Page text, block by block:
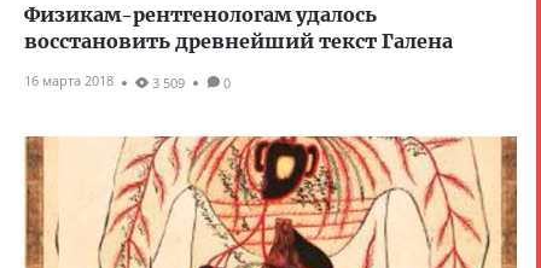
Физикам-рентгенологам удалось
восстановить древнейший текст Галена
16 марта 2018 3 509 0